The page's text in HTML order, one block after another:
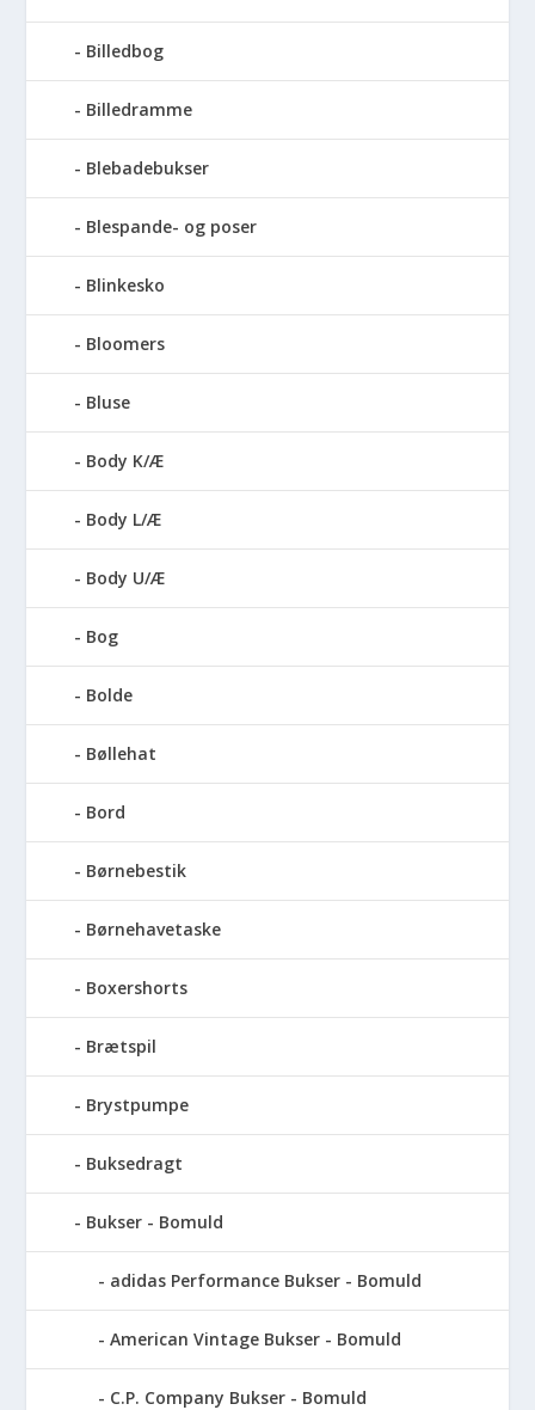
Billedbog
Billedramme
Blebadebukser
Blespande- og poser
Blinkesko
Bloomers
Bluse
Body K/Æ
Body L/Æ
Body U/Æ
Bog
Bolde
Bøllehat
Bord
Børnebestik
Børnehavetaske
Boxershorts
Brætspil
Brystpumpe
Buksedragt
Bukser - Bomuld
adidas Performance Bukser - Bomuld
American Vintage Bukser - Bomuld
C.P. Company Bukser - Bomuld